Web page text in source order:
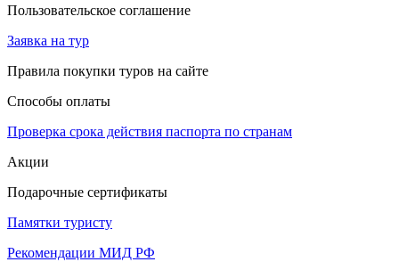
Пользовательское соглашение
Заявка на тур
Правила покупки туров на сайте
Способы оплаты
Проверка срока действия паспорта по странам
Акции
Подарочные сертификаты
Памятки туристу
Рекомендации МИД РФ